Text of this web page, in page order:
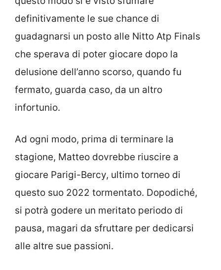
definitivamente le sue chance di
guadagnarsi un posto alle Nitto Atp Finals
che sperava di poter giocare dopo la
delusione dell’anno scorso, quando fu
fermato, guarda caso, da un altro
infortunio.
Ad ogni modo, prima di terminare la
stagione, Matteo dovrebbe riuscire a
giocare Parigi-Bercy, ultimo torneo di
questo suo 2022 tormentato. Dopodiché,
si potrà godere un meritato periodo di
pausa, magari da sfruttare per dedicarsi
alle altre sue passioni.